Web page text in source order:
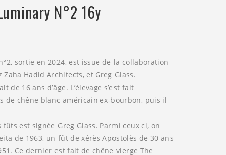
N°2 16y
sortie en 2024, est issue de la collaboration
Hadid Architects, et Greg Glass.
de 16 ans d’âge. L’élevage s’est fait
de chêne blanc américain ex-bourbon, puis il
est signée Greg Glass. Parmi ceux ci, on
de 1963, un fût de xérès Apostolès de 30 ans
Ce dernier est fait de chêne vierge The